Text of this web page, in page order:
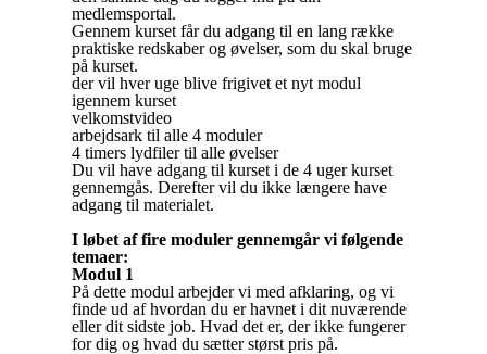
medlemsportal.
Gennem kurset får du adgang til en lang række
praktiske redskaber og øvelser, som du skal bruge
på kurset.
der vil hver uge blive frigivet et nyt modul
igennem kurset
velkomstvideo
arbejdsark til alle 4 moduler
4 timers lydfiler til alle øvelser
Du vil have adgang til kurset i de 4 uger kurset
gennemgås. Derefter vil du ikke længere have
adgang til materialet.
I løbet af fire moduler gennemgår vi følgende
temaer:
Modul 1
På dette modul arbejder vi med afklaring, og vi
finde ud af hvordan du er havnet i dit nuværende
eller dit sidste job. Hvad det er, der ikke fungerer
for dig og hvad du sætter størst pris på.